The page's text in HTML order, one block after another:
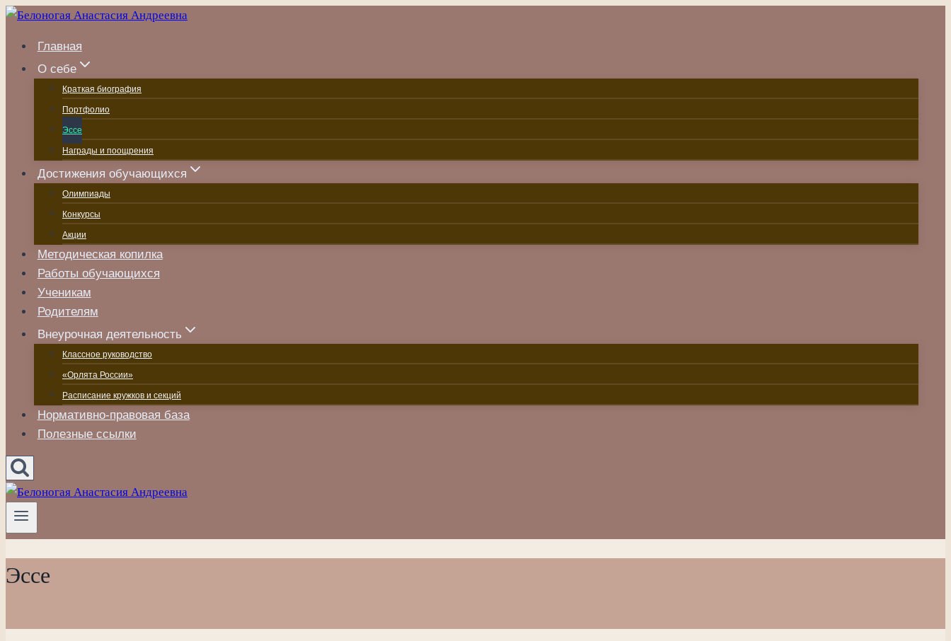
Перейти
содержанию
Главная
О себе
Краткая биография
Портфолио
Эссе
Награды и поощрения
Достижения обучающихся
Олимпиады
Конкурсы
Акции
Методическая копилка
Работы обучающихся
Ученикам
Родителям
Внеурочная деятельность
Классное руководство
«Орлята России»
Расписание кружков и секций
Нормативно-правовая база
Полезные ссылки
Эссе